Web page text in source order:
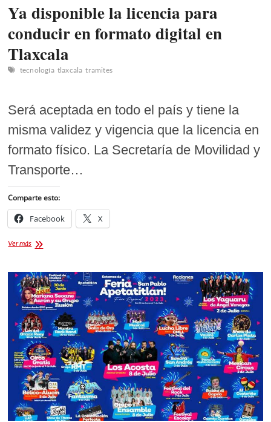
Ya disponible la licencia para
conducir en formato digital en
Tlaxcala
tecnología tlaxcala tramites
Será aceptada en todo el país y tiene la
misma validez y vigencia que la licencia en
formato físico. La Secretaría de Movilidad y
Transporte…
Comparte esto:
Facebook X
Ver másYa
licencia
para
conducir
en
formato
digital
en
Tlaxcala